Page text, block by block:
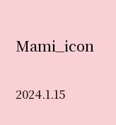
Mami_icon
2024.1.15